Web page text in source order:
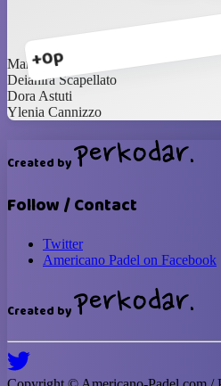
+0p
Maria Palermo
Deianira Scapellato
Dora Astuti
Ylenia Cannizzo
Created by
Follow / Contact
Twitter
Americano Padel on Facebook
Created by